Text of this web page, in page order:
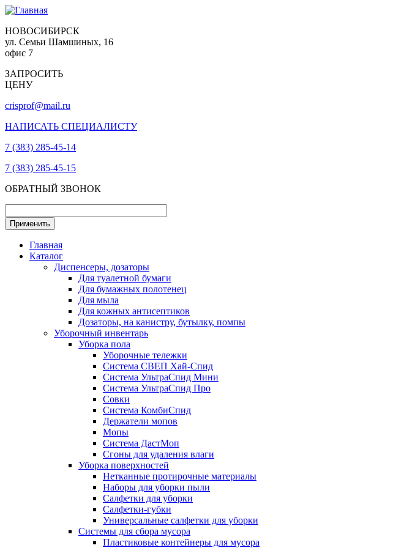
НОВОСИБИРСК
ул. Семьи Шамшиных, 16
офис 7
ЗАПРОСИТЬ
ЦЕНУ
crisprof@mail.ru
НАПИСАТЬ СПЕЦИАЛИСТУ
7 (383) 285-45-14
7 (383) 285-45-15
ОБРАТНЫЙ ЗВОНОК
Главная
Каталог
Диспенсеры, дозаторы
Для туалетной бумаги
Для бумажных полотенец
Для мыла
Для кожных антисептиков
Дозаторы, на канистру, бутылку, помпы
Уборочный инвентарь
Уборка пола
Уборочные тележки
Система СВЕП Хай-Спид
Система УльтраСпид Мини
Система УльтраСпид Про
Совки
Система КомбиСпид
Держатели мопов
Мопы
Система ДастМоп
Сгоны для удаления влаги
Уборка поверхностей
Нетканные протирочные материалы
Наборы для уборки пыли
Салфетки для уборки
Салфетки-губки
Универсальные салфетки для уборки
Системы для сбора мусора
Пластиковые контейнеры для мусора